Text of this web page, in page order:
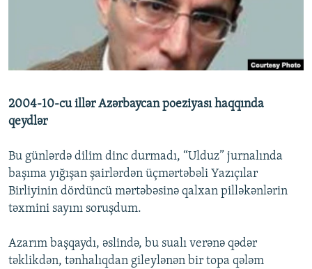
AZƏRBAYCAN ƏDƏBIYYATI KITABXANASI
İSLAM VƏ DEMOKRATIYA
İZ - MƏDƏNIYYƏT PROQRAMI
PEŞƏ ETIKASI VƏ JURNALISTIKA STANDARTLARIMIZ
MATERIALLARIMIZDAN ISTIFADƏ
BIZIMLƏ ƏLAQƏ
2004-10-cu illər Azərbaycan poeziyası haqqında
qeydlər
Bu günlərdə dilim dinc durmadı, “Ulduz” jurnalında
başıma yığışan şairlərdən üçmərtəbəli Yazıçılar
Birliyinin dördüncü mərtəbəsinə qalxan pilləkənlərin
təxmini sayını soruşdum.
Azarım başqaydı, əslində, bu sualı verənə qədər
təklikdən, tənhalıqdan gileylənən bir topa qələm